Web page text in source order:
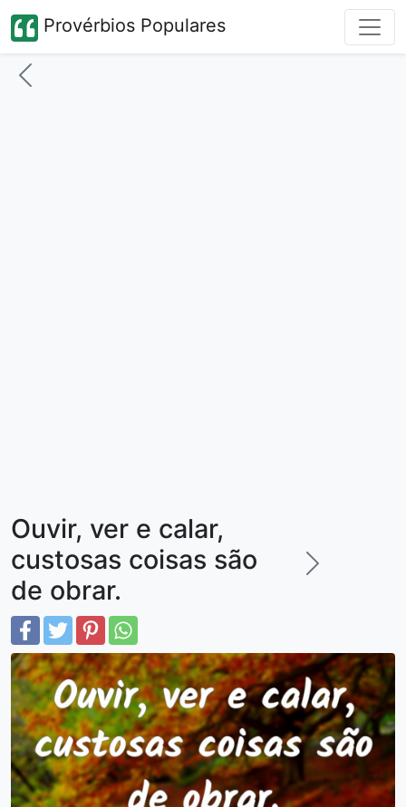
Provérbios Populares
Ouvir, ver e calar,
custosas coisas são
de obrar.